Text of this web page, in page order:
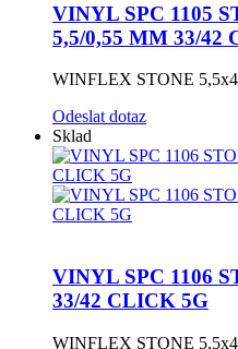
VINYL SPC 1105
5,5/0,55 MM 33/42
WINFLEX STONE
Odeslat dotaz
Sklad
VINYL SPC 1106
33/42 CLICK 5G
WINFLEX STONE